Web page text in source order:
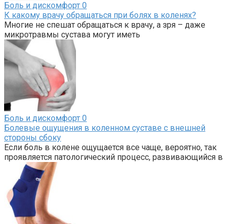
Боль и дискомфорт 0
К какому врачу обращаться при болях в коленях?
Многие не спешат обращаться к врачу, а зря – даже
микротравмы сустава могут иметь
Боль и дискомфорт 0
Болевые ощущения в коленном суставе с внешней
стороны сбоку
Если боль в колене ощущается все чаще, вероятно, так
проявляется патологический процесс, развивающийся в